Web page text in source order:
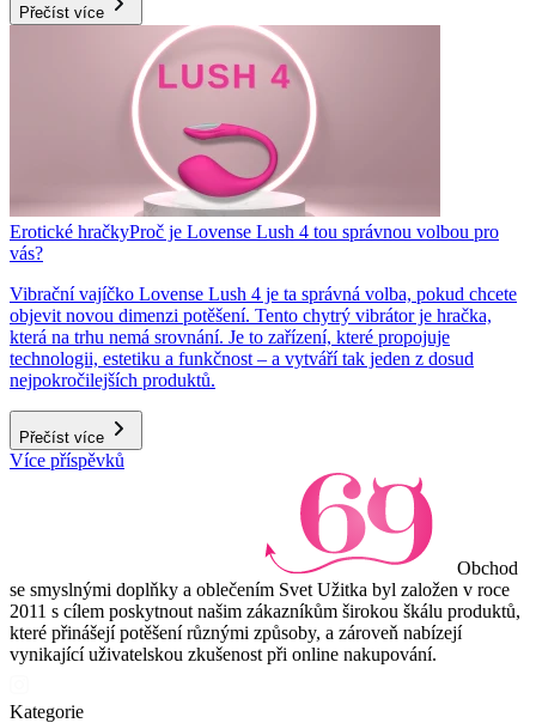
Přečíst více
Erotické hračkyProč je Lovense Lush 4 tou správnou volbou pro
vás?
Vibrační vajíčko Lovense Lush 4 je ta správná volba, pokud chcete
objevit novou dimenzi potěšení. Tento chytrý vibrátor je hračka,
která na trhu nemá srovnání. Je to zařízení, které propojuje
technologii, estetiku a funkčnost – a vytváří tak jeden z dosud
nejpokročilejších produktů.
Přečíst více
Více příspěvků
Obchod
se smyslnými doplňky a oblečením Svet Užitka byl založen v roce
2011 s cílem poskytnout našim zákazníkům širokou škálu produktů,
které přinášejí potěšení různými způsoby, a zároveň nabízejí
vynikající uživatelskou zkušenost při online nakupování.
Kategorie